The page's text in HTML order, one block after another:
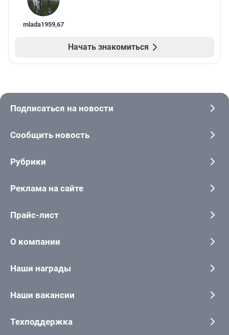
mlada1959,67
Начать знакомиться
Подписаться на новости
Сообщить новость
Рубрики
Реклама на сайте
Прайс-лист
О компании
Наши награды
Наши вакансии
Техподдержка